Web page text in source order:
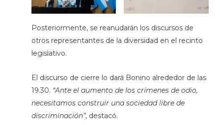
Posteriormente, se reanudarán los discursos de
otros representantes de la diversidad en el recinto
legislativo.
El discurso de cierre lo dará Bonino alrededor de las
19.30. “Ante el aumento de los crímenes de odio,
necesitamos construir una sociedad libre de
discriminación”, destacó.